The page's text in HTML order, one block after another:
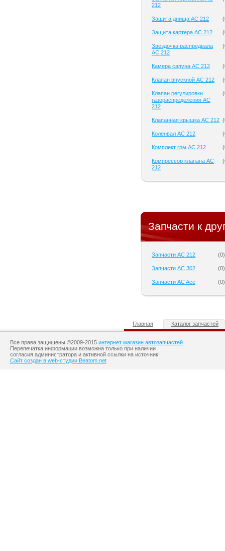
212
Защита днища AC 212 (
Защита картера AC 212 (
Звездочка распредвала
AC 212
(
Камера сапуна AC 212 (
Клапан впускной AC 212 (
Клапан регулировки
газораспределения AC
212
(
Клапанная крышка AC 212 (
Коленвал AC 212 (
Комплект грм AC 212 (
Компрессор клапана AC
212
(
Запчасти к
Запчасти AC 212 (0)
Запчасти AC 302 (0)
Запчасти AC Ace (0)
Главная Каталог запчастей
Все права защищены ©2009-2015 интернет магазин автозапчастей
Перепечатка информации возможна только при наличии
согласия администратора и активной ссылки на источник!
Сайт создан в web-студии Beatom.net